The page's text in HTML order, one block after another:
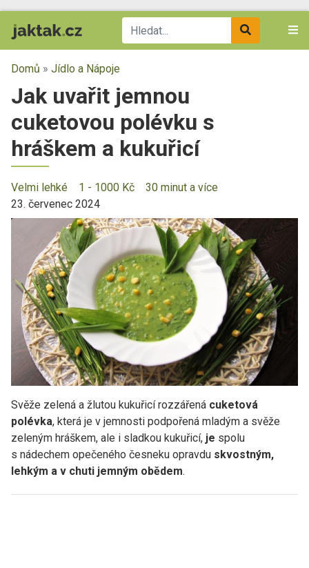
Domů » Jídlo a Nápoje
Jak uvařit jemnou
cuketovou polévku s
hráškem a kukuřicí
Velmi lehké 1 - 1000 Kč
30 minut a více
23. červenec 2024
Svěže zelená a žlutou kukuřicí rozzářená cuketová
polévka, která je v jemnosti podpořená mladým a svěže
zeleným hráškem, ale i sladkou kukuřicí, je spolu
s nádechem opečeného česneku opravdu skvostným,
lehkým a v chuti jemným obědem.